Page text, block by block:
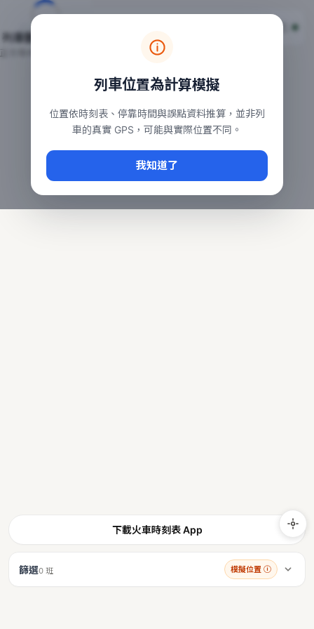
台鐵列車即時位置地圖
本頁顯示目前全台鐵運行中的列車位置，涵蓋自強、普悠瑪、
常用查詢：
、台中車站即時動態
台鐵即時動態
下載火車時刻表 App
篩選0 班 模擬位置 ⓘ
列車位置為計算模擬
位置依時刻表、停靠時間與誤點資料推算，並非列
車的真實 GPS，可能與實際位置不同。
我知道了
列車動態載入中…